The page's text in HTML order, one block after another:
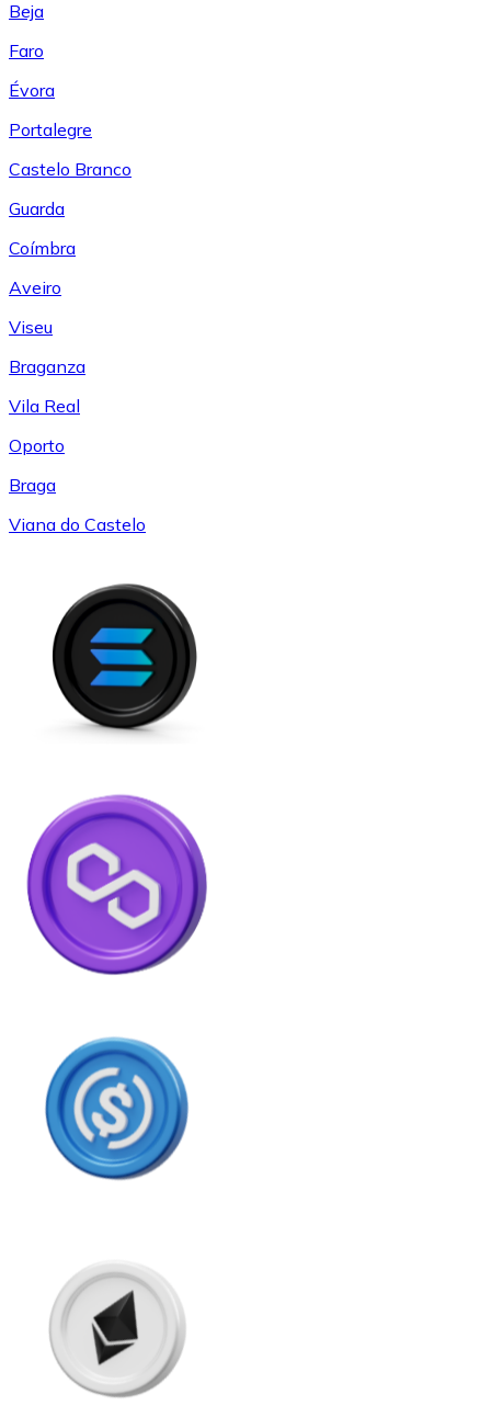
Beja
Faro
Évora
Portalegre
Castelo Branco
Guarda
Coímbra
Aveiro
Viseu
Braganza
Vila Real
Oporto
Braga
Viana do Castelo